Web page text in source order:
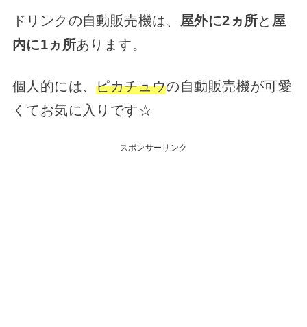
ドリンクの自動販売機は、 屋外に2ヵ所と 屋
内に1ヵ所あります。
個人的には、ピカチュウの自動販売機が可愛
くてお気に入りです☆
スポンサーリンク